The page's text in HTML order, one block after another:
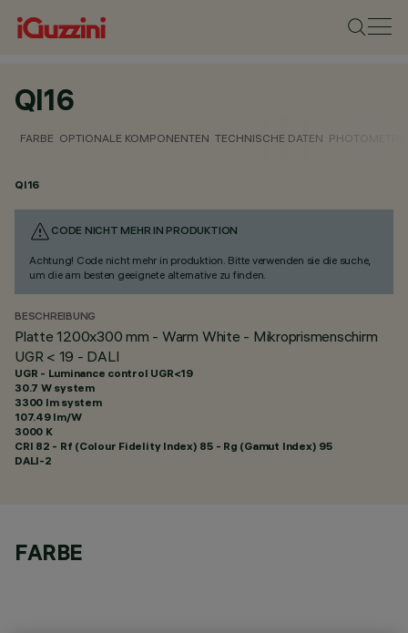
QI16
FARBE OPTIONALE KOMPONENTEN TECHNISCHE DATEN
QI16
CODE NICHT MEHR IN PRODUKTION
Achtung! Code nicht mehr in produktion. Bitte verwenden sie die suche,
um die am besten geeignete alternative zu finden.
BESCHREIBUNG
Platte 1200x300 mm - Warm White - Mikroprismenschirm
UGR < 19 - DALI
UGR - Luminance control UGR<19
30.7 W system
3300 lm system
107.49 lm/W
3000 K
CRI 82 - Rf (Colour Fidelity Index) 85 - Rg (Gamut Index) 95
DALI-2
FARBE